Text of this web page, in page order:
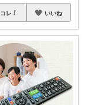
コレ いいね